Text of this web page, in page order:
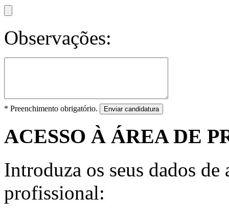
Observações:
* Preenchimento obrigatório. Enviar candidatura
ACESSO À ÁREA DE
Introduza os seus dados de
profissional: